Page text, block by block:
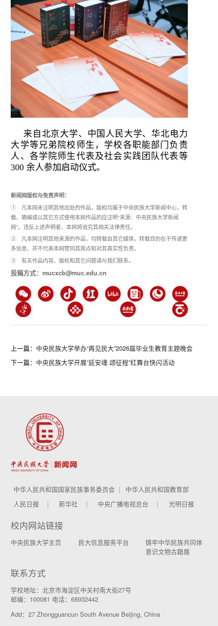
来自北京大学、中国人民大学、华北电力
大学等兄弟院校师生，学校各职能部门负责
人、各学院师生代表及社会实践团队代表等
300 余人参加启动仪式。
新闻网版权与免责声明：
① 凡本网未注明其他出处的作品，版权均属于中央民族大学新闻中心，转
载、摘编或以其它方式使用本网作品的应注明“来源：中央民族大学新闻
网”。违反上述声明者，本网将追究其相关法律责任。
② 凡本网注明其他来源的作品，均转载自其它媒体，转载目的在于传递更
多信息，并不代表本网赞同其观点和对其真实性负责。
③ 有关作品内容、版权和其它问题请与我们联系。
投稿方式：mucxcb@muc.edu.cn
上一篇： 中央民族大学举办“再见民大”2026届毕业生教育主题晚会
下一篇： 中央民族大学开展“延安魂·颂征程”红舞台快闪活动
中华人民共和国国家民族事务委员会
中华人民共和国教育部
人民日报
新华社 中央广播电视总台 光明日报
校内网站链接
中央民族大学主页 民大信息服务平台
铸牢中华民族共同体
意识文物古籍展
联系方式
学校地址：北京市海淀区中关村南大街27号
邮编：100081 电话：68932442
Add：27 Zhongguancun South Avenue Beijing, China